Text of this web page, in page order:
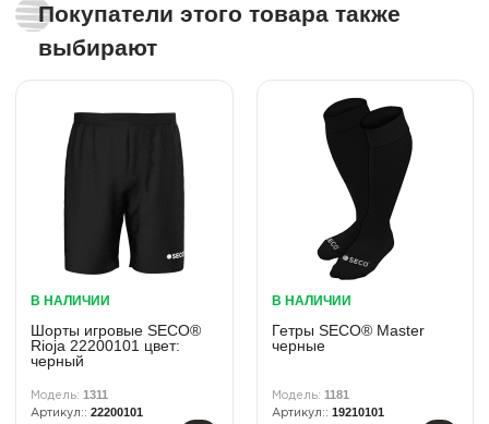
Покупатели этого товара также
выбирают
В НАЛИЧИИ
Шорты игровые SECO®
Rioja 22200101 цвет:
черный
1311
22200101
В НАЛИЧИИ
Гетры SECO® Master
черные
1181
19210101